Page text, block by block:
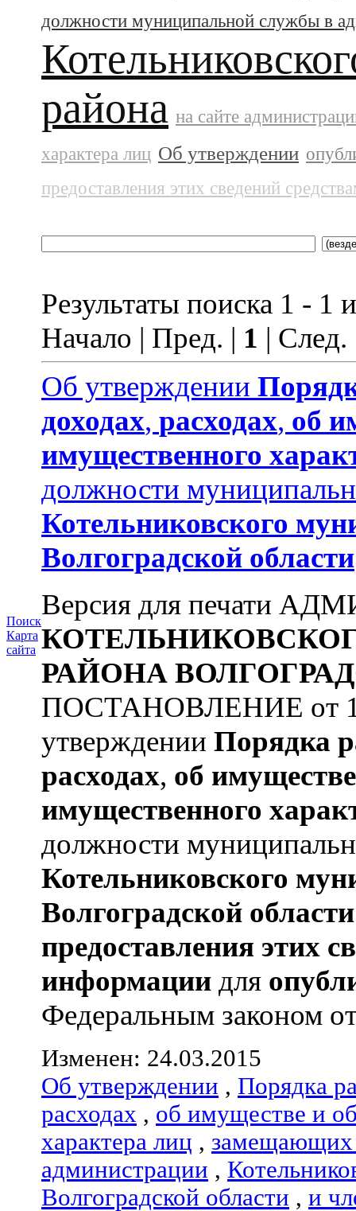
Поиск
Карта
сайта
должности муниципальной службы в
района на сайте
характера лиц Об утверждении
предоставления этих сведений
Результаты поиска 1 - 1
Начало | Пред. | 1 |
Об утверждении
доходах, расходах, об
имущественного
должности
Котельниковского
Волгоградской области
Версия для печати
РАЙОНА
ПОСТАНОВЛЕНИЕ от
утверждении Порядка
расходах, об
имущественного
должности
Котельниковского
Волгоградской области
предоставления этих
информации для
Федеральным законом
Изменен: 24.03.2015
Об утверждении , Порядка
расходах , об имуществе и
характера лиц , замещающих
администрации ,
Волгоградской области , и